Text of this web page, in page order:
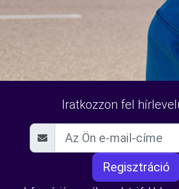
Iratkozzon fel
Regisztráció